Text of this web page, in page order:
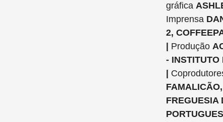
gráfica
Imprensa
2,
Produção
- INSTITUTO
FREGUESIA